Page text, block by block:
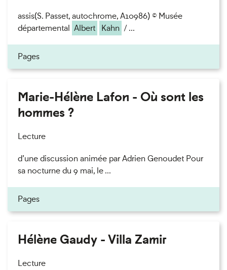
assis(S. Passet, autochrome, A10986) © Musée
départemental Albert Kahn / ...
Pages
Marie-Hélène Lafon - Où sont les
hommes ?
Lecture
d’une discussion animée par Adrien Genoudet Pour
sa nocturne du 9 mai, le ...
Pages
Hélène Gaudy - Villa Zamir
Lecture